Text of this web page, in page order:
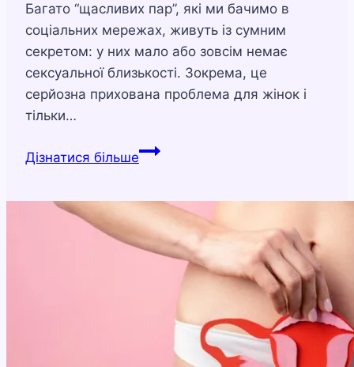
Багато “щасливих пар”, які ми бачимо в
соціальних мережах, живуть із сумним
секретом: у них мало або зовсім немає
сексуальної близькості. Зокрема, це
серйозна прихована проблема для жінок і
тільки…
Дізнатися більшеЧому
інтерес
до
сексу